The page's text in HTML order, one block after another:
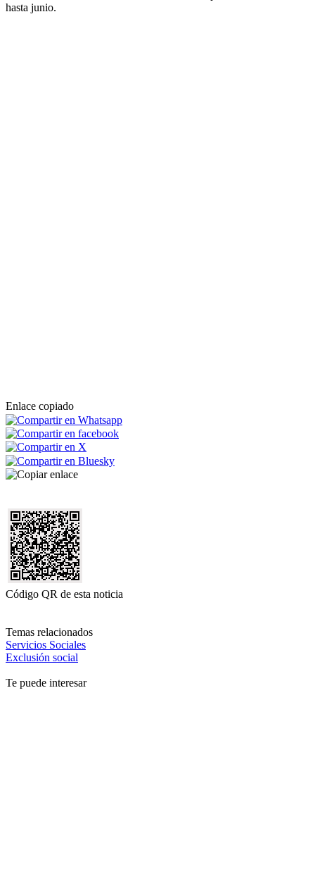
hasta junio.
Enlace copiado
Código QR de esta noticia
Temas relacionados
Servicios Sociales
Exclusión social
Te puede interesar